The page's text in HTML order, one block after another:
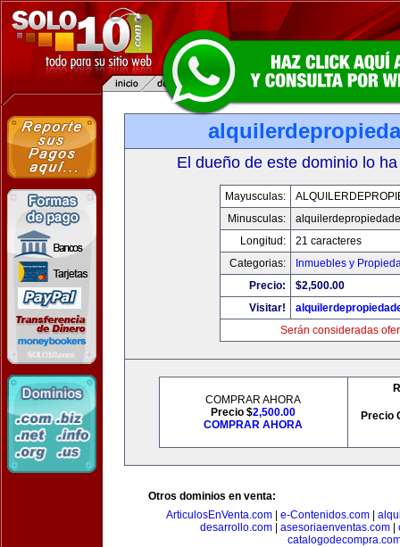
El dueño de este dominio lo
Mayusculas:
Minusculas:
Longitud:
21 caracteres
Categorias:
Inmuebles y
Precio:
$2,500.00
Visitar!
Serán consideradas
COMPRAR AHORA
Precio $2,500.00
COMPRAR AHORA
Precio
Otros dominios en venta:
ArticulosEnVenta.com| e-Contenidos.com|
desarrollo.com| asesoriaenventas.com|